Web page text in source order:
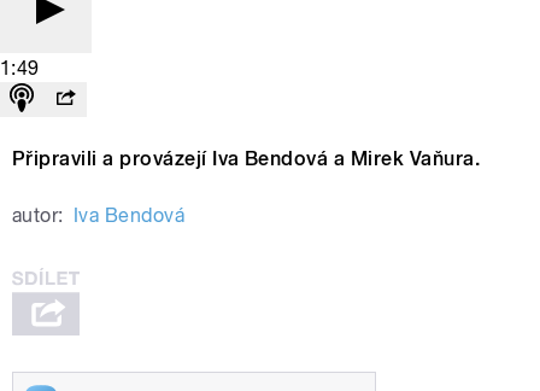
1:49
Připravili a provázejí Iva Bendová a Mirek Vaňura.
autor: Iva Bendová